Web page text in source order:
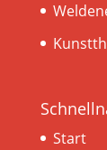
Start